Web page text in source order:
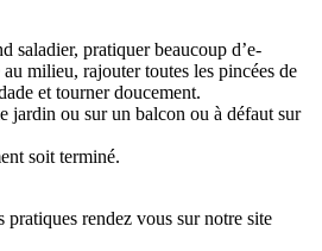
saladier, pratiquer beaucoup d’e-
milieu, rajouter toutes les pincées de
et tourner doucement.
jardin ou sur un balcon ou à défaut sur
soit terminé.
pratiques rendez vous sur notre site